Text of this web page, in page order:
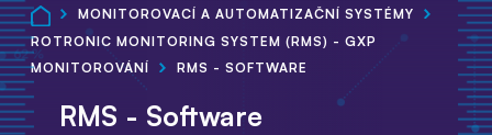
MONITOROVACÍ A AUTOMATIZAČNÍ SYSTÉMY
ROTRONIC MONITORING SYSTEM (RMS) - GXP
MONITOROVÁNÍ
RMS - SOFTWARE
RMS - Software